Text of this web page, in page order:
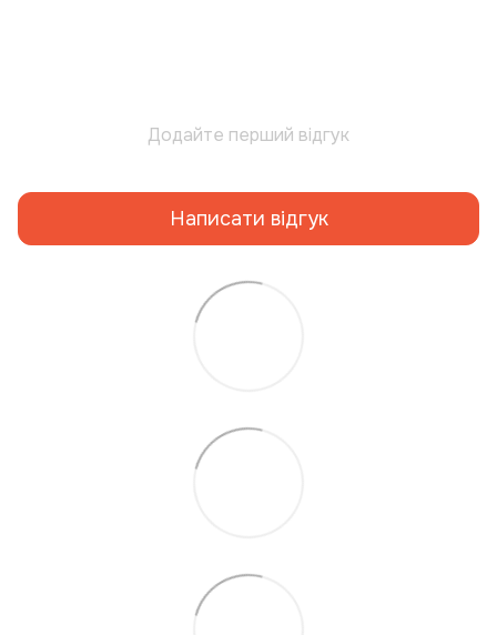
Додайте перший відгук
Написати відгук